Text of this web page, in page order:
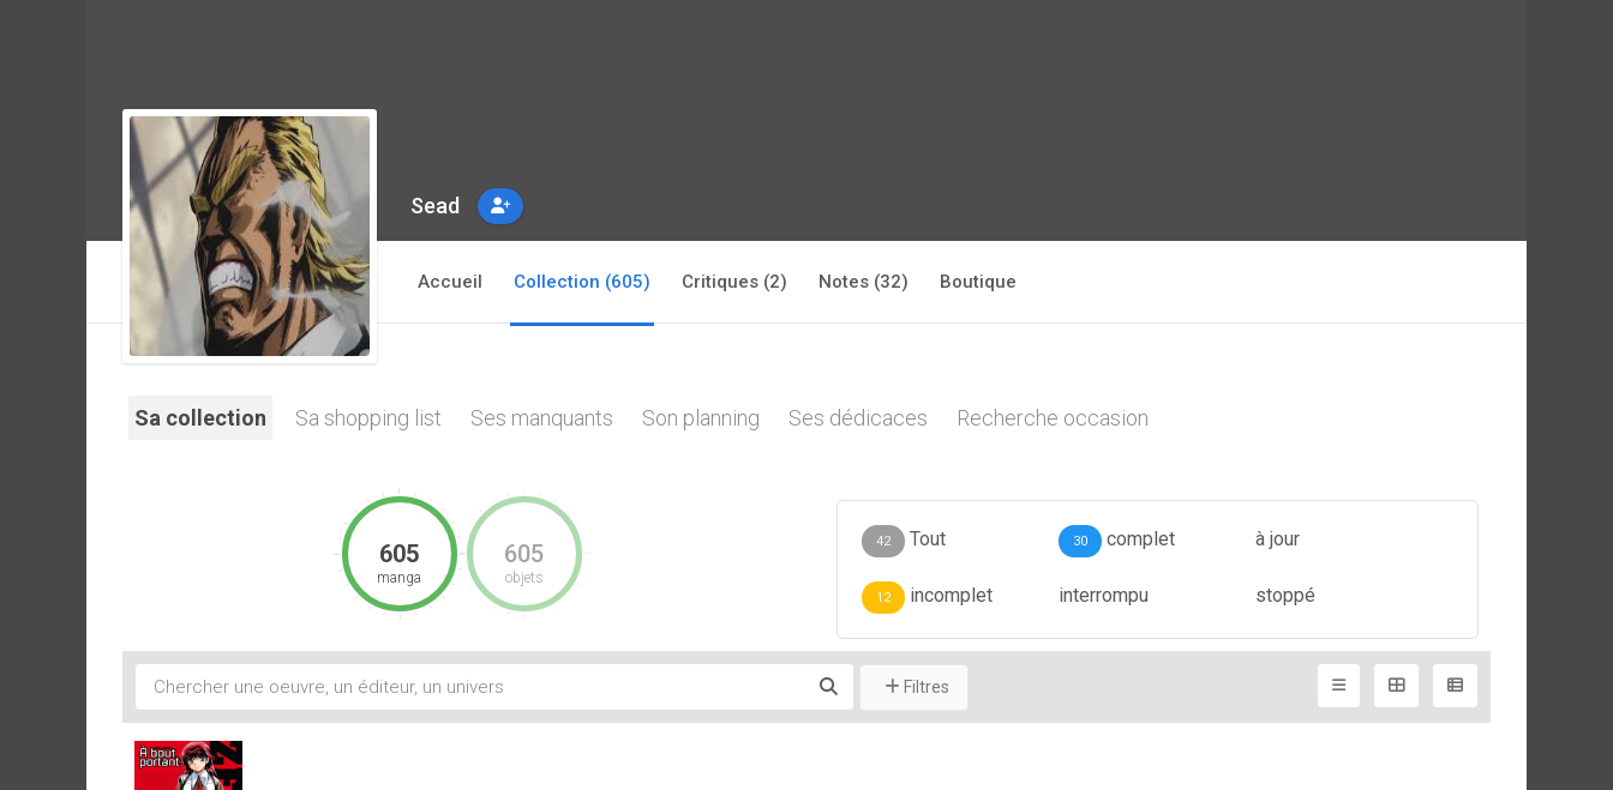
Sead
Accueil Collection (605) Critiques (2) Notes (32) Boutique
Sa collection Sa shopping list Ses manquants Son planning Ses dédicaces Recherche occasion
605
manga
605
objets
42 Tout 30 complet à jour
12 incomplet interrompu stoppé
Filtres